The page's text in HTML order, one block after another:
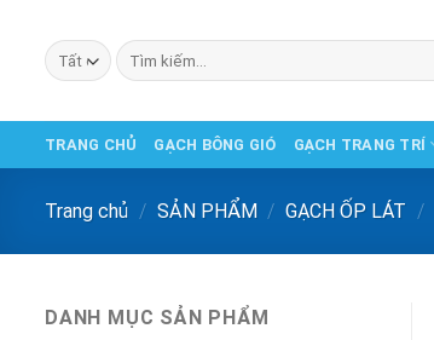
Tìm
kiếm:
TRANG CHỦ GẠCH BÔNG GIÓ GẠCH TRANG TRÍ
Trang chủ / SẢN PHẨM / GẠCH ỐP LÁT /
DANH MỤC SẢN PHẨM